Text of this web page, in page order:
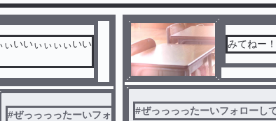
いいぃぃぃぃいい
#ぜっっっったーいフォローしてね #ぜったい #ね？
みてねー！
#ぜっっっったーいフォローし